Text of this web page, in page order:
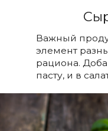
Важный
элемент
рациона.
пасту, и в